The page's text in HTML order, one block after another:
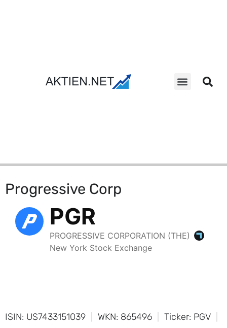
Progressive Corp
ISIN: US7433151039 WKN: 865496 Ticker: PGV